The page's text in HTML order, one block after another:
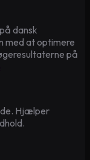
dansk
med at optimere
på
Hjælper